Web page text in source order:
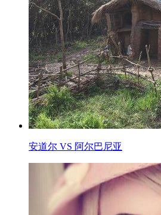
安道尔 VS 阿尔巴尼亚